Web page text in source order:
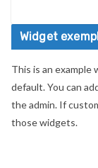
Widget
This is an
default. You can
the admin. If
those widgets.